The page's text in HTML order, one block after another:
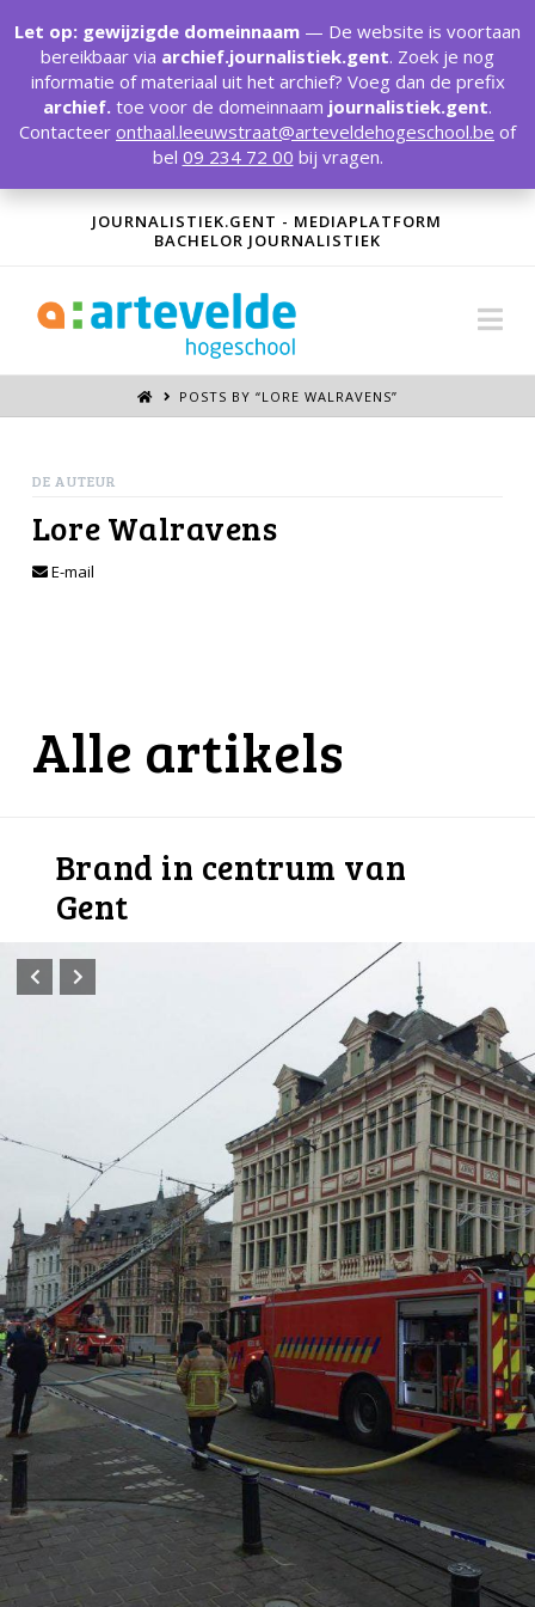
JOURNALISTIEK.GENT - MEDIAPLATFORM
BACHELOR JOURNALISTIEK
POSTS BY “LORE WALRAVENS”
DE AUTEUR
Lore Walravens
E-mail
Alle artikels
Brand in centrum van
Gent
Let op: gewijzigde domeinnaam — De website is voortaan
bereikbaar via archief.journalistiek.gent. Zoek je nog
informatie of materiaal uit het archief? Voeg dan de prefix
archief. toe voor de domeinnaam journalistiek.gent.
Contacteer onthaal.leeuwstraat@arteveldehogeschool.be of
bel 09 234 72 00 bij vragen.